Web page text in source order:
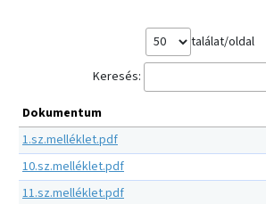
találat/oldal
Keresés:
Dokumentum
1.sz.melléklet.pdf
10.sz.melléklet.pdf
11.sz.melléklet.pdf